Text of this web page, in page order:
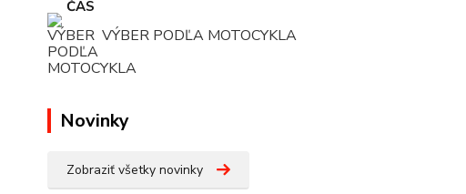
VÝBER PODĽA MOTOCYKLA
Novinky
Zobraziť všetky novinky